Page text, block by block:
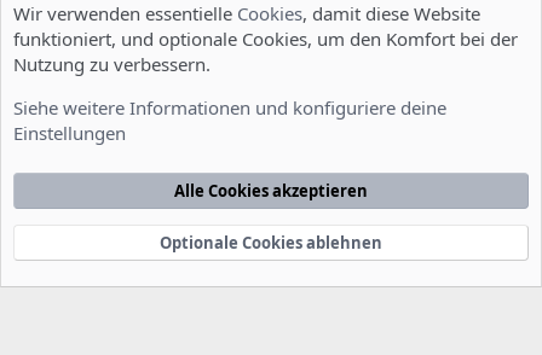
Nutzungsbedingungen Datenschutzerklärung
Startseite
e
Community platform by XenForo® © 2010-2022 XenForo Ltd.
xenDach©2010-2014
Wir verwenden essentielle Cookies, damit diese Website
funktioniert, und optionale Cookies, um den Komfort bei der
Nutzung zu verbessern.
Siehe weitere Informationen und konfiguriere deine
Einstellungen
Alle Cookies akzeptieren
Optionale Cookies ablehnen